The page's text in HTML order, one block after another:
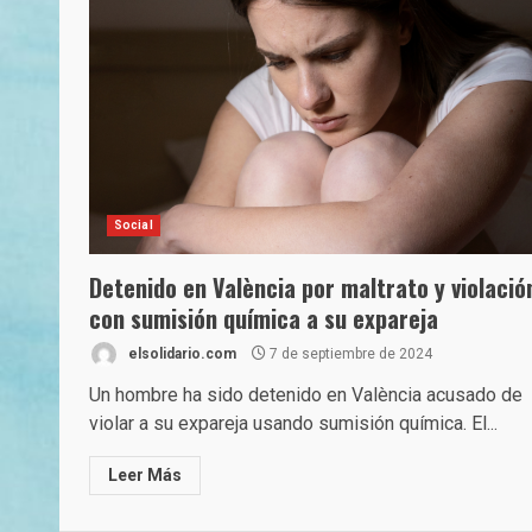
Social
Detenido en València por maltrato y
con sumisión química a su expareja
elsolidario.com 7 de septiembre de 2024
Un hombre ha sido detenido en València acusado de
violar a su expareja usando sumisión química. El...
Leer Más